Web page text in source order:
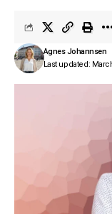
Last updated:
Agnes Johannsen